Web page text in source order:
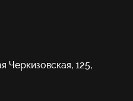
Черкизовская, 125,